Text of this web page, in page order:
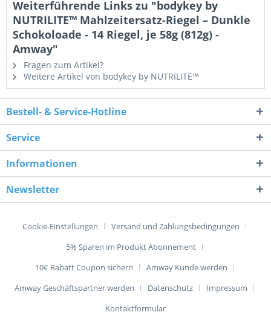
Weiterführende Links zu "bodykey by
NUTRILITE™ Mahlzeitersatz-Riegel – Dunkle
Schokoloade - 14 Riegel, je 58g (812g) -
Amway"
Fragen zum Artikel?
Weitere Artikel von bodykey by NUTRILITE™
Bestell- & Service-Hotline
Service
Informationen
Newsletter
Cookie-Einstellungen
Versand und Zahlungsbedingungen
5% Sparen im Produkt Abonnement
10€ Rabatt Coupon sichern
Amway Kunde werden
Amway Geschäftspartner werden
Datenschutz
Impressum
Kontaktformular